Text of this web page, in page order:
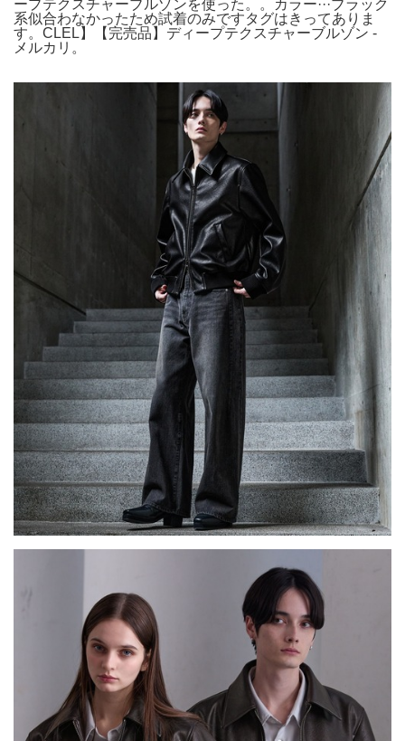
ープテクスチャーブルゾンを使った。。カラー···ブラック
系似合わなかったため試着のみですタグはきってありま
す。CLEL】【完売品】ディープテクスチャーブルゾン -
メルカリ。